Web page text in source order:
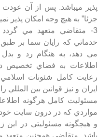
پذير ميباشد. پس از آن عودت
جزئا” به هيچ وجه امكان پذير
3- متقاضي متعهد مي
خدماتي كه رایان سما بر طبق
مي دهد، به هنگام رد و بدل
اطلاعات به فضاي تخصيص
رعايت كامل شئونات
ايران و نيز قوانين بين
مسئوليت كامل هرگونه
مواردي كه در درون سايت
و هيچگونه مسئوليتي در اين
باشد. متقاضي همچنين متعهد